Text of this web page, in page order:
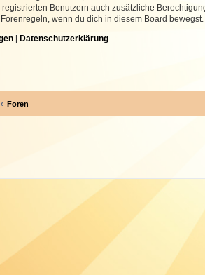
Benutzern auch zusätzliche
wenn du dich in diesem Board bewegst.
| Datenschutzerklärung
Foren